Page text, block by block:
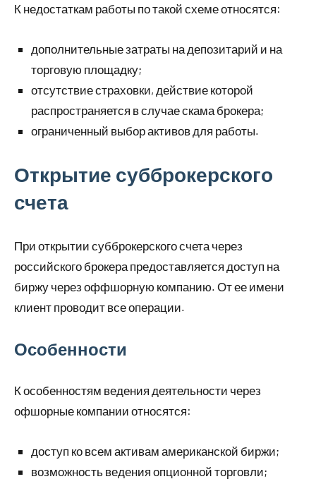
К недостаткам работы по такой схеме относятся:
дополнительные затраты на депозитарий и на
торговую площадку;
отсутствие страховки, действие которой
распространяется в случае скама брокера;
ограниченный выбор активов для работы.
Открытие субброкерского
счета
При открытии субброкерского счета через
российского брокера предоставляется доступ на
биржу через оффшорную компанию. От ее имени
клиент проводит все операции.
Особенности
К особенностям ведения деятельности через
офшорные компании относятся:
доступ ко всем активам американской биржи;
возможность ведения опционной торговли;